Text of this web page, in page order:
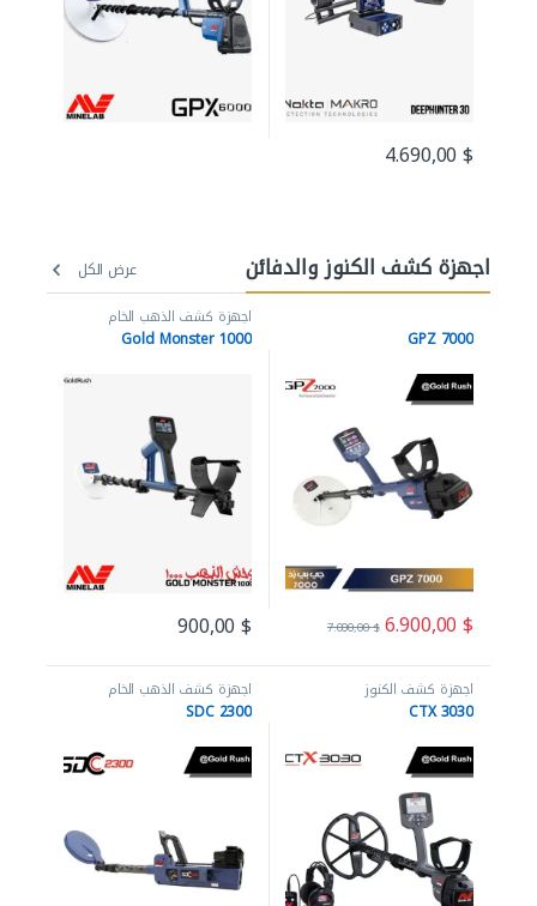
4.690,00$
اجهزة كشف الكنوز والدفائن عرض الكل
GPZ 7000
6.900,00$
7.000,00$
اجهزة كشف الذهب الخام
Gold Monster 1000
900,00$
اجهزة كشف الكنوز
CTX 3030
اجهزة كشف الذهب الخام
SDC 2300